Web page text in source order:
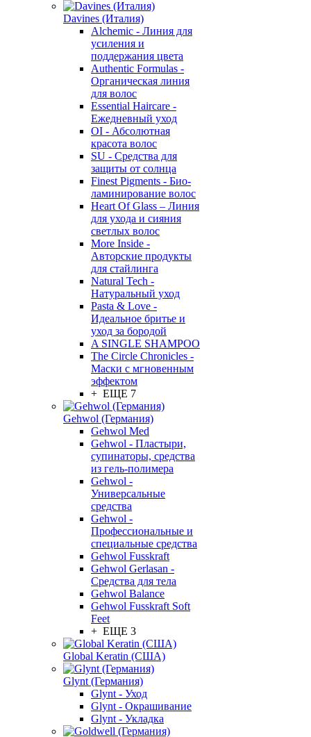
Davines (Италия)
Alchemic - Линия для
усиления и
поддержания цвета
Authentic Formulas -
Органическая линия
для волос
Essential Haircare -
Eжедневный уход
OI - Абсолютная
красота волос
SU - Средства для
защиты от солнца
Finest Pigments - Био-
ламинирование волос
Heart Of Glass – Линия
для ухода и сияния
светлых волос
More Inside -
Авторские продукты
для стайлинга
Natural Tech -
Натуральный уход
Pasta & Love -
Идеальное бритье и
уход за бородой
A SINGLE SHAMPOO
The Circle Chronicles -
Маски с мгновенным
эффектом
+ ЕЩЕ 7
Gehwol (Германия)
Gehwol Med
Gehwol - Пластыри,
супинаторы, средства
из гель-полимера
Gehwol -
Универсальные
средства
Gehwol -
Профессиональные и
специальные средства
Gehwol Fusskraft
Gehwol Gerlasan -
Средства для тела
Gehwol Balance
Gehwol Fusskraft Soft
Feet
+ ЕЩЕ 3
Global Keratin (США)
Glynt (Германия)
Glynt - Уход
Glynt - Окрашивание
Glynt - Укладка